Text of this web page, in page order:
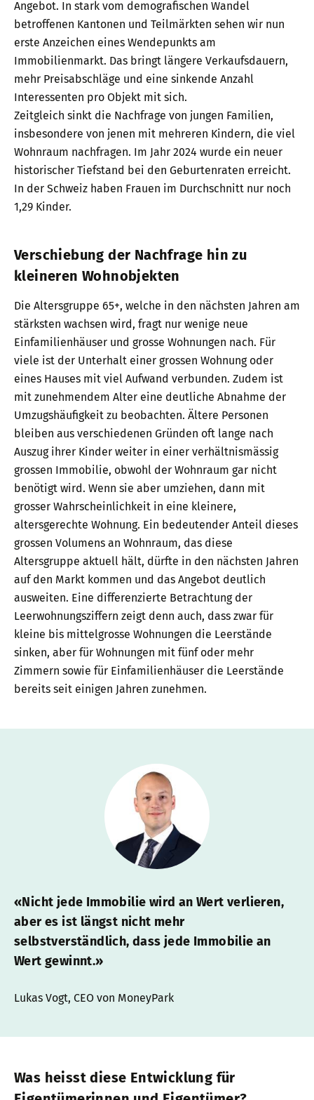
Angebot. In stark vom demografischen Wandel
betroffenen Kantonen und Teilmärkten sehen wir nun
erste Anzeichen eines Wendepunkts am
Immobilienmarkt. Das bringt längere Verkaufsdauern,
mehr Preisabschläge und eine sinkende Anzahl
Interessenten pro Objekt mit sich.
Zeitgleich sinkt die Nachfrage von jungen Familien,
insbesondere von jenen mit mehreren Kindern, die viel
Wohnraum nachfragen. Im Jahr 2024 wurde ein neuer
historischer Tiefstand bei den Geburtenraten erreicht.
In der Schweiz haben Frauen im Durchschnitt nur noch
1,29 Kinder.
Verschiebung der Nachfrage hin zu
kleineren Wohnobjekten
Die Altersgruppe 65+, welche in den nächsten Jahren am
stärksten wachsen wird, fragt nur wenige neue
Einfamilienhäuser und grosse Wohnungen nach. Für
viele ist der Unterhalt einer grossen Wohnung oder
eines Hauses mit viel Aufwand verbunden. Zudem ist
mit zunehmendem Alter eine deutliche Abnahme der
Umzugshäufigkeit zu beobachten. Ältere Personen
bleiben aus verschiedenen Gründen oft lange nach
Auszug ihrer Kinder weiter in einer verhältnismässig
grossen Immobilie, obwohl der Wohnraum gar nicht
benötigt wird. Wenn sie aber umziehen, dann mit
grosser Wahrscheinlichkeit in eine kleinere,
altersgerechte Wohnung. Ein bedeutender Anteil dieses
grossen Volumens an Wohnraum, das diese
Altersgruppe aktuell hält, dürfte in den nächsten Jahren
auf den Markt kommen und das Angebot deutlich
ausweiten. Eine differenzierte Betrachtung der
Leerwohnungsziffern zeigt denn auch, dass zwar für
kleine bis mittelgrosse Wohnungen die Leerstände
sinken, aber für Wohnungen mit fünf oder mehr
Zimmern sowie für Einfamilienhäuser die Leerstände
bereits seit einigen Jahren zunehmen.
«Nicht jede Immobilie wird an Wert verlieren,
aber es ist längst nicht mehr
selbstverständlich, dass jede Immobilie an
Wert gewinnt.»
Lukas Vogt, CEO von MoneyPark
Was heisst diese Entwicklung für